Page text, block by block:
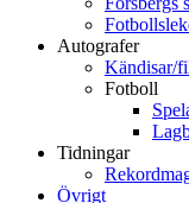
Autografer
Kändisar/
Fotboll
Tidningar
Övrigt